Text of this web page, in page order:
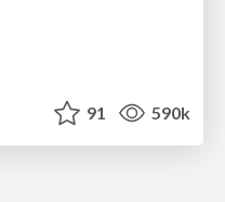
91 590k